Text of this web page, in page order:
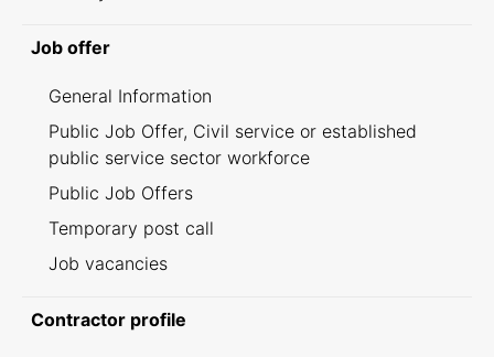
Job offer
General Information
Public Job Offer, Civil service or established
public service sector workforce
Public Job Offers
Temporary post call
Job vacancies
Contractor profile